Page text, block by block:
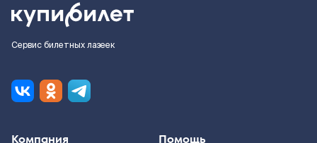
Сервис билетных лазеек
Компания Помощь